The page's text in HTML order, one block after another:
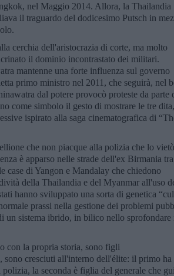
nel Maggio 2014. Allora, la Thailandia
il traguardo del dodicesimo Putsch in
cerchia dell'aristocrazia di corte, ma molto
il dominio incontrastato dei militari.
mantenne una forte influenza sul governo
primo ministro nel 2011, che seguirà, nel
dal potere provocò proteste da parte
come simbolo il gesto di mostrare le tre
ispirato alla saga cinematografica di
che non piacque alla polizia che lo
è apparso nelle strade dell'ex Birmania
case di Yangon e Mandalay che chiedono
della Thailandia e del Myanmar all'uso
hanno sviluppato una sorta di genetica
prassi nella gestione dei problemi
un sistema ibrido, in bilico nello sprofondare
con la propria storia, sono figli
sono cresciuti all'interno dell'élite: il primo ha
la seconda è figlia del generale che